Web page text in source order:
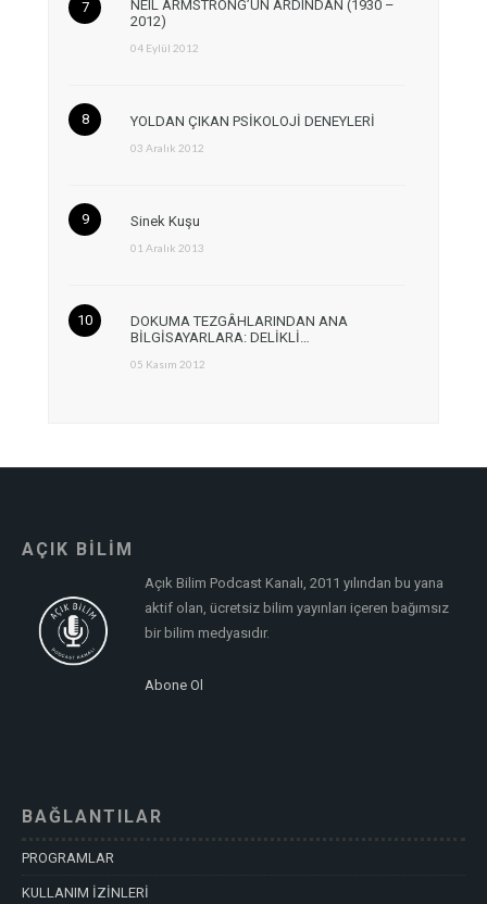
NEIL ARMSTRONG’UN ARDINDAN (1930 –
2012)
04 Eylül 2012
YOLDAN ÇIKAN PSİKOLOJİ DENEYLERİ
03 Aralık 2012
Sinek Kuşu
01 Aralık 2013
DOKUMA TEZGÂHLARINDAN ANA
BİLGİSAYARLARA: DELİKLİ…
05 Kasım 2012
AÇIK BİLİM
Açık Bilim Podcast Kanalı, 2011 yılından bu yana
aktif olan, ücretsiz bilim yayınları içeren bağımsız
bir bilim medyasıdır.
Abone Ol
BAĞLANTILAR
PROGRAMLAR
KULLANIM İZİNLERİ